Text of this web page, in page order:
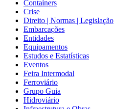
Containers
Crise
Direito | Normas | Legislação
Embarcações
Entidades
Equipamentos
Estudos e Estatísticas
Eventos
Feira Intermodal
Ferroviário
Grupo Guia
Hidroviário